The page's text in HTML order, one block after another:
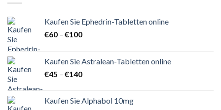
Kaufen Sie Ephedrin-Tabletten online
€60 – €100Preisspanne:
€100
Kaufen Sie Astralean-Tabletten online
€45 – €140Preisspanne:
€140
Kaufen Sie Alphabol 10mg